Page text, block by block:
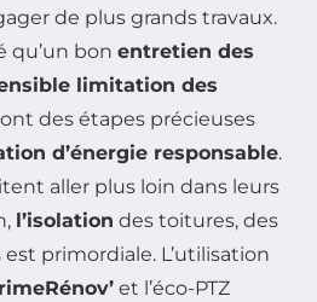
de plus grands travaux.
qu’un bon entretien des
limitation des
des étapes précieuses
d’énergie responsable.
aller plus loin dans leurs
l’isolation des toitures, des
primordiale. L’utilisation
et l’éco-PTZ